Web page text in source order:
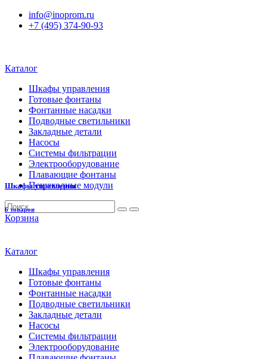
info@inoprom.ru
+7 (495) 374-90-93
Каталог
Шкафы управления
Готовые фонтаны
Фонтанные насадки
Подводные светильники
Закладные детали
Насосы
Системы фильтрации
Электрооборудование
Плавающие фонтаны
Пешеходные модули
Корзина
Каталог
Шкафы управления
Готовые фонтаны
Фонтанные насадки
Подводные светильники
Закладные детали
Насосы
Системы фильтрации
Электрооборудование
Шкафы управления
6 товаров